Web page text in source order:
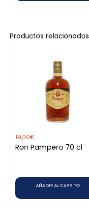
Productos relacionados
19,00€
Ron Pampero 70 cl
AÑADIR AL CARRITO